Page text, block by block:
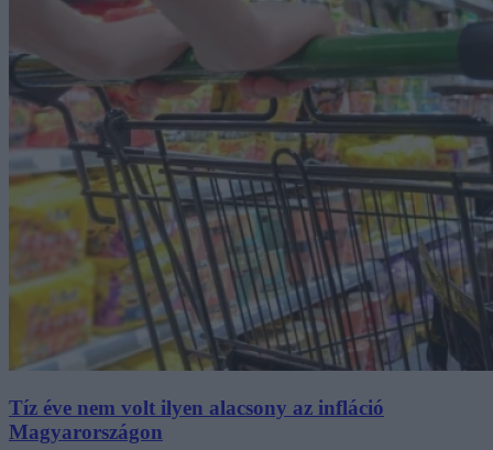
Tíz éve nem volt ilyen alacsony az infláció
Magyarországon